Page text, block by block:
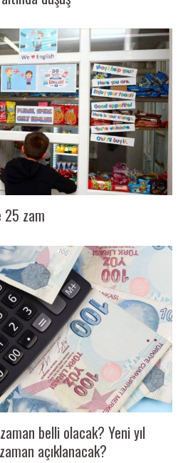
25 zam
belli olacak? Yeni yıl
açıklanacak?